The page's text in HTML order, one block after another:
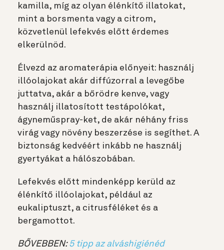
kamilla, míg az olyan élénkítő illatokat,
mint a borsmenta vagy a citrom,
közvetlenül lefekvés előtt érdemes
elkerülnöd.
Élvezd az aromaterápia előnyeit: használj
illóolajokat akár diffúzorral a levegőbe
juttatva, akár a bőrödre kenve, vagy
használj illatosított testápolókat,
ágyneműspray-ket, de akár néhány friss
virág vagy növény beszerzése is segíthet. A
biztonság kedvéért inkább ne használj
gyertyákat a hálószobában.
Lefekvés előtt mindenképp kerüld az
élénkítő illóolajokat, például az
eukaliptuszt, a citrusféléket és a
bergamottot.
BŐVEBBEN:5 tipp az alváshigiénéd